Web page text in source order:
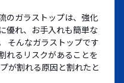
のガラストップは、強化
優れ、お手入れも簡単な
そんなガラストップです
れるリスクがあることを
が割れる原因と割れたと